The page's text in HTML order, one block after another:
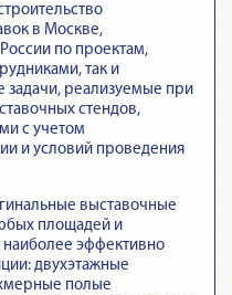
в Москве,
по проектам,
так и
задачи, реализуемые при
стендов,
с учетом
и условий проведения
выставочные
площадей и
наиболее эффективно
двухэтажные
полые